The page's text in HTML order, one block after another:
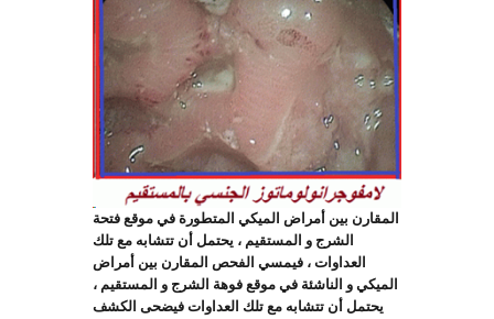
المقارن بين أمراض الميكي المتطورة في موقع فتحة
الشرج و المستقيم ، يحتمل أن تتشابه مع تلك
العداوات ، فيمسي الفحص المقارن بين أمراض
الميكي و الناشئة في موقع فوهة الشرج و المستقيم ،
يحتمل أن تتشابه مع تلك العداوات فيضحى الكشف